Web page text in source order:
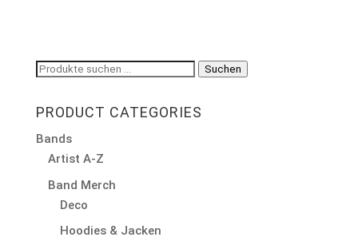
Suchen
Suchen
PRODUCT CATEGORIES
Bands
Artist A-Z
Band Merch
Deco
Hoodies & Jacken